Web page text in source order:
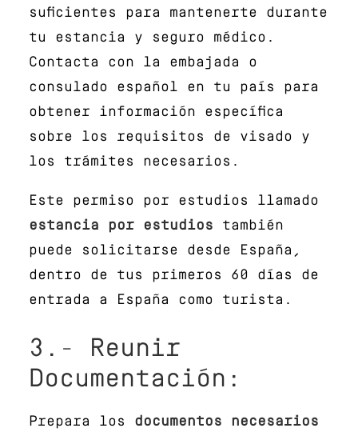
suficientes para mantenerte durante
tu estancia y seguro médico.
Contacta con la embajada o
consulado español en tu país para
obtener información específica
sobre los requisitos de visado y
los trámites necesarios.
Este permiso por estudios llamado
estancia por estudios también
puede solicitarse desde España,
dentro de tus primeros 60 días de
entrada a España como turista.
3.- Reunir
Documentación:
Prepara los documentos necesarios